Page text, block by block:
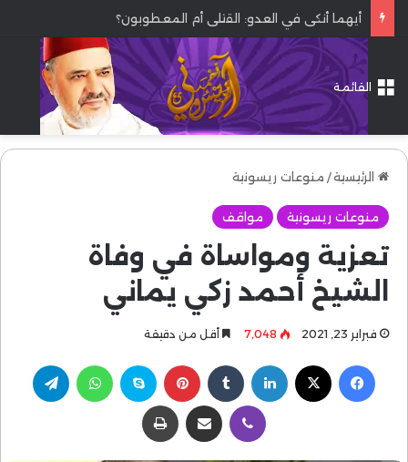
أيهما أنكى في العدو: القتلى أم المعطوبون؟
القائمة
الرئيسية/ منوعات ريسونية
منوعات ريسونية مواقف
تعزية ومواساة في وفاة
الشيخ أحمد زكي يماني
فبراير 23, 2021 7٬048 أقل من دقيقة
فيسبوك لينكدإن بينتيريست سكايب واتساب
ڤايبر مشاركة عبر البريد طباعة